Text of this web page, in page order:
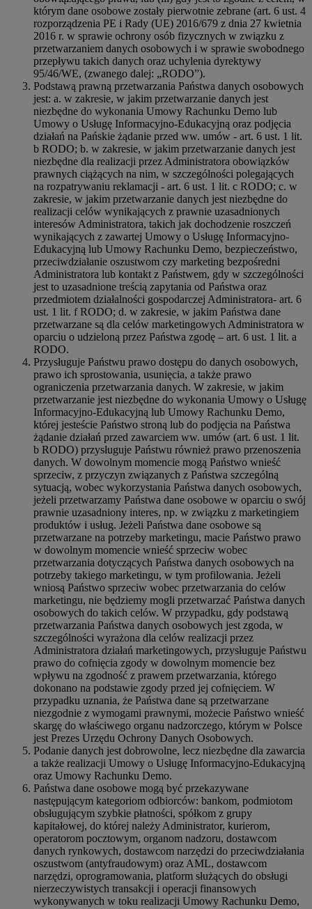
którym dane osobowe zostały pierwotnie zebrane (art. 6 ust. 4
rozporządzenia PE i Rady (UE) 2016/679 z dnia 27 kwietnia
2016 r. w sprawie ochrony osób fizycznych w związku z
przetwarzaniem danych osobowych i w sprawie swobodnego
przepływu takich danych oraz uchylenia dyrektywy
95/46/WE, (zwanego dalej: „RODO”).
Podstawą prawną przetwarzania Państwa danych osobowych
jest: a. w zakresie, w jakim przetwarzanie danych jest
niezbędne do wykonania Umowy Rachunku Demo lub
Umowy o Usługę Informacyjno-Edukacyjną oraz podjęcia
działań na Pańskie żądanie przed ww. umów - art. 6 ust. 1 lit.
b RODO; b. w zakresie, w jakim przetwarzanie danych jest
niezbędne dla realizacji przez Administratora obowiązków
prawnych ciążących na nim, w szczególności polegających
na rozpatrywaniu reklamacji - art. 6 ust. 1 lit. c RODO; c. w
zakresie, w jakim przetwarzanie danych jest niezbędne do
realizacji celów wynikających z prawnie uzasadnionych
interesów Administratora, takich jak dochodzenie roszczeń
wynikających z zawartej Umowy o Usługę Informacyjno-
Edukacyjną lub Umowy Rachunku Demo, bezpieczeństwo,
przeciwdziałanie oszustwom czy marketing bezpośredni
Administratora lub kontakt z Państwem, gdy w szczególności
jest to uzasadnione treścią zapytania od Państwa oraz
przedmiotem działalności gospodarczej Administratora- art. 6
ust. 1 lit. f RODO; d. w zakresie, w jakim Państwa dane
przetwarzane są dla celów marketingowych Administratora w
oparciu o udzieloną przez Państwa zgodę – art. 6 ust. 1 lit. a
RODO.
Przysługuje Państwu prawo dostępu do danych osobowych,
prawo ich sprostowania, usunięcia, a także prawo
ograniczenia przetwarzania danych. W zakresie, w jakim
przetwarzanie jest niezbędne do wykonania Umowy o Usługę
Informacyjno-Edukacyjną lub Umowy Rachunku Demo,
której jesteście Państwo stroną lub do podjęcia na Państwa
żądanie działań przed zawarciem ww. umów (art. 6 ust. 1 lit.
b RODO) przysługuje Państwu również prawo przenoszenia
danych. W dowolnym momencie mogą Państwo wnieść
sprzeciw, z przyczyn związanych z Państwa szczególną
sytuacją, wobec wykorzystania Państwa danych osobowych,
jeżeli przetwarzamy Państwa dane osobowe w oparciu o swój
prawnie uzasadniony interes, np. w związku z marketingiem
produktów i usług. Jeżeli Państwa dane osobowe są
przetwarzane na potrzeby marketingu, macie Państwo prawo
w dowolnym momencie wnieść sprzeciw wobec
przetwarzania dotyczących Państwa danych osobowych na
potrzeby takiego marketingu, w tym profilowania. Jeżeli
wniosą Państwo sprzeciw wobec przetwarzania do celów
marketingu, nie będziemy mogli przetwarzać Państwa danych
osobowych do takich celów. W przypadku, gdy podstawą
przetwarzania Państwa danych osobowych jest zgoda, w
szczególności wyrażona dla celów realizacji przez
Administratora działań marketingowych, przysługuje Państwu
prawo do cofnięcia zgody w dowolnym momencie bez
wpływu na zgodność z prawem przetwarzania, którego
dokonano na podstawie zgody przed jej cofnięciem. W
przypadku uznania, że Państwa dane są przetwarzane
niezgodnie z wymogami prawnymi, możecie Państwo wnieść
skargę do właściwego organu nadzorczego, którym w Polsce
jest Prezes Urzędu Ochrony Danych Osobowych.
Podanie danych jest dobrowolne, lecz niezbędne dla zawarcia
a także realizacji Umowy o Usługę Informacyjno-Edukacyjną
oraz Umowy Rachunku Demo.
Państwa dane osobowe mogą być przekazywane
następującym kategoriom odbiorców: bankom, podmiotom
obsługującym szybkie płatności, spółkom z grupy
kapitałowej, do której należy Administrator, kurierom,
operatorom pocztowym, organom nadzoru, dostawcom
danych rynkowych, dostawcom narzędzi do przeciwdziałania
oszustwom (antyfraudowym) oraz AML, dostawcom
narzędzi, oprogramowania, platform służących do obsługi
nierzeczywistych transakcji i operacji finansowych
wykonywanych w toku realizacji Umowy Rachunku Demo,